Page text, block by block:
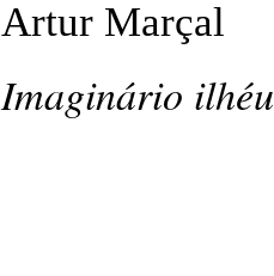
Artur Marçal
Imaginário ilhéu